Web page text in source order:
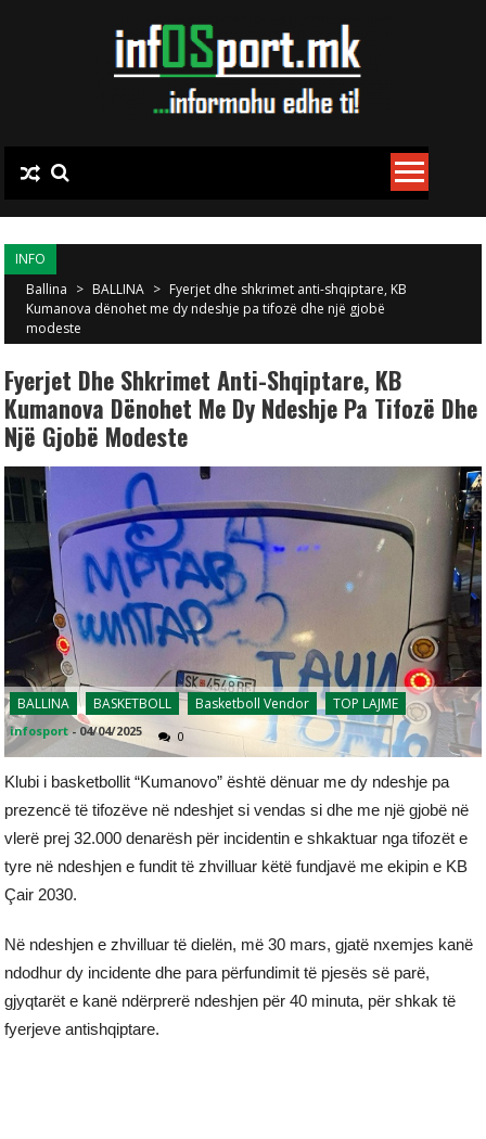
INFO
Ballina > BALLINA > Fyerjet dhe shkrimet anti-shqiptare, KB
Kumanova dënohet me dy ndeshje pa tifozë dhe një gjobë
modeste
Fyerjet Dhe Shkrimet Anti-Shqiptare, KB
Kumanova Dënohet Me Dy Ndeshje Pa Tifozë Dhe
Një Gjobë Modeste
BALLINA BASKETBOLL Basketboll Vendor TOP LAJME
infosport -04/04/2025 0
Klubi i basketbollit “Kumanovo” është dënuar me dy ndeshje pa
prezencë të tifozëve në ndeshjet si vendas si dhe me një gjobë në
vlerë prej 32.000 denarësh për incidentin e shkaktuar nga tifozët e
tyre në ndeshjen e fundit të zhvilluar këtë fundjavë me ekipin e KB
Çair 2030.
Në ndeshjen e zhvilluar të dielën, më 30 mars, gjatë nxemjes kanë
ndodhur dy incidente dhe para përfundimit të pjesës së parë,
gjyqtarët e kanë ndërprerë ndeshjen për 40 minuta, për shkak të
fyerjeve antishqiptare.